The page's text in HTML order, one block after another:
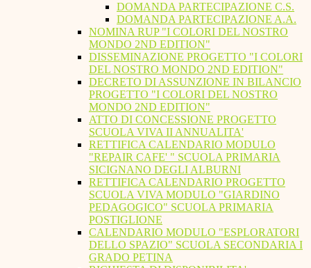
DOMANDA PARTECIPAZIONE C.S.
DOMANDA PARTECIPAZIONE A.A.
NOMINA RUP "I COLORI DEL NOSTRO
MONDO 2ND EDITION"
DISSEMINAZIONE PROGETTO "I COLORI
DEL NOSTRO MONDO 2ND EDITION"
DECRETO DI ASSUNZIONE IN BILANCIO
PROGETTO "I COLORI DEL NOSTRO
MONDO 2ND EDITION"
ATTO DI CONCESSIONE PROGETTO
SCUOLA VIVA II ANNUALITA'
RETTIFICA CALENDARIO MODULO
"REPAIR CAFE' " SCUOLA PRIMARIA
SICIGNANO DEGLI ALBURNI
RETTIFICA CALENDARIO PROGETTO
SCUOLA VIVA MODULO "GIARDINO
PEDAGOGICO" SCUOLA PRIMARIA
POSTIGLIONE
CALENDARIO MODULO "ESPLORATORI
DELLO SPAZIO" SCUOLA SECONDARIA I
GRADO PETINA